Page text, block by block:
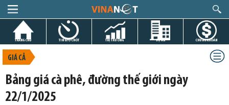
TRANG CHỦ TIN GIỜ CHÓT THỊ TRƯỜNG DỰ ÁN CHỨNG KHOÁN
GIÁ CẢ
Bảng giá cà phê, đường thế giới ngày
22/1/2025